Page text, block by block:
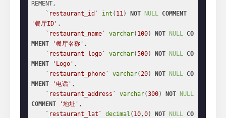
REMENT,
`restaurant_id`
int ( 11) NOT NULL COMMENT
'餐厅ID' ,
`restaurant_name`
varchar( 100) NOT NULL CO
MMENT
'餐厅名称' ,
`restaurant_logo`
varchar(500) NOT NULL CO
MMENT
'Logo' ,
`restaurant_phone`
varchar(20) NOT NULL CO
MMENT
'电话' ,
`restaurant_address`
varchar(300) NOT
NULL
COMMENT
'地址' ,
`restaurant_lat`
decimal ( 10,0) NOT NULL CO